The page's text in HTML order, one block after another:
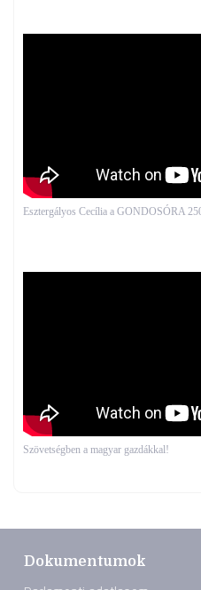
Esztergályos Cecília a GONDOSÓRA
Szövetségben a magyar gazdákkal!
Dokumentumok